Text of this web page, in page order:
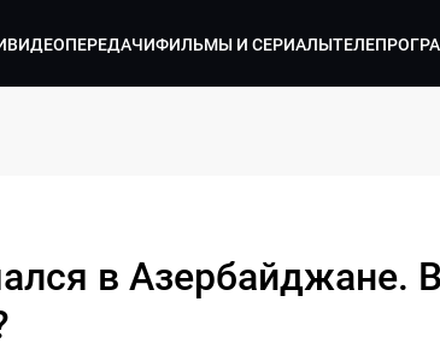
ВИДЕОПЕРЕДАЧИФИЛЬМЫ И СЕРИАЛЫ
в Азербайджане. В